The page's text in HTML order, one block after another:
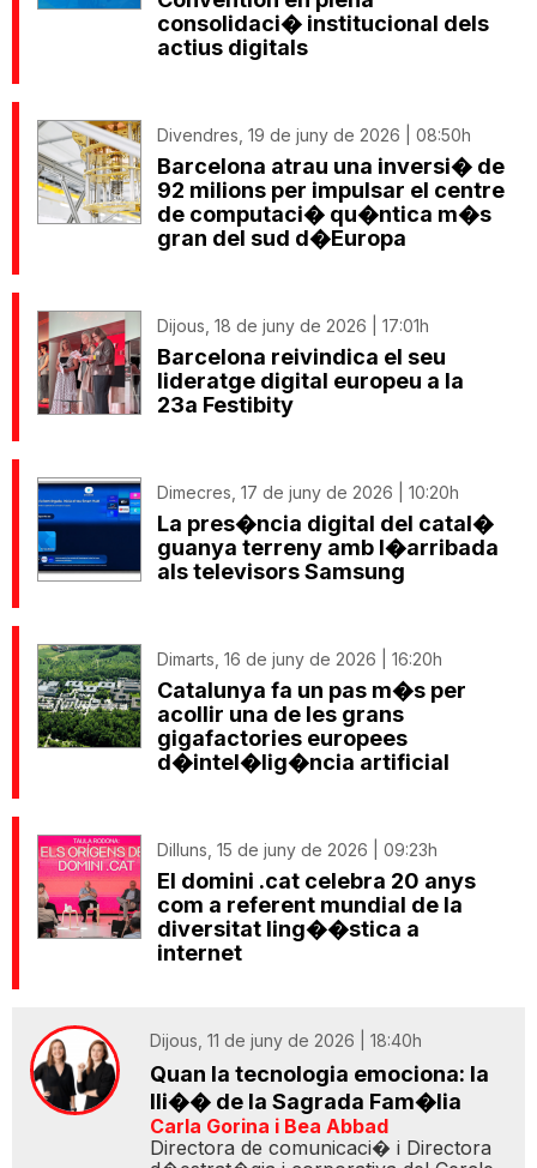
consolidaci� institucional dels
actius digitals
Divendres, 19 de juny de 2026 | 08:50h
Barcelona atrau una inversi� de
92 milions per impulsar el centre
de computaci� qu�ntica m�s
gran del sud d�Europa
Dijous, 18 de juny de 2026 | 17:01h
Barcelona reivindica el seu
lideratge digital europeu a la
23a Festibity
Dimecres, 17 de juny de 2026 | 10:20h
La pres�ncia digital del catal�
guanya terreny amb l�arribada
als televisors Samsung
Dimarts, 16 de juny de 2026 | 16:20h
Catalunya fa un pas m�s per
acollir una de les grans
gigafactories europees
d�intel�lig�ncia artificial
Dilluns, 15 de juny de 2026 | 09:23h
El domini .cat celebra 20 anys
com a referent mundial de la
diversitat ling��stica a
internet
Dijous, 11 de juny de 2026 | 18:40h
Quan la tecnologia emociona: la
lli�� de la Sagrada Fam�lia
Carla Gorina i Bea Abbad
Directora de comunicaci� i Directora